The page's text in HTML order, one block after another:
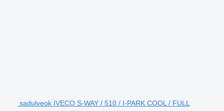
sadulveok IVECO S-WAY / 510 / I-PARK COOL / FULL